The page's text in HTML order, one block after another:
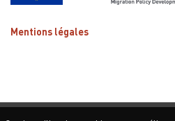
Mentions légales